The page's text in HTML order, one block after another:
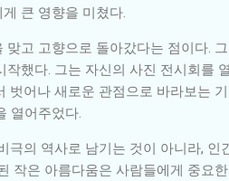
큰 영향을 미쳤다.
고 고향으로 돌아갔다는 점이다.
했다. 그는 자신의 사진 전시회를
벗어나 새로운 관점으로 바라보는
열어주었다.
극의 역사로 남기는 것이 아니라,
작은 아름다움은 사람들에게 중요